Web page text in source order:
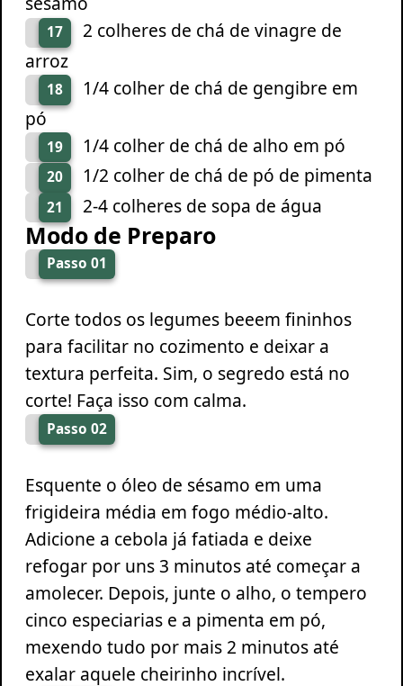
17
2 colheres de chá de vinagre de
arroz
18
1/4 colher de chá de gengibre em
pó
19 1/4 colher de chá de alho em pó
20 1/2 colher de chá de pó de pimenta
21 2-4 colheres de sopa de água
Modo de Preparo
Passo 01
Corte todos os legumes beeem fininhos
para facilitar no cozimento e deixar a
textura perfeita. Sim, o segredo está no
corte! Faça isso com calma.
Passo 02
Esquente o óleo de sésamo em uma
frigideira média em fogo médio-alto.
Adicione a cebola já fatiada e deixe
refogar por uns 3 minutos até começar a
amolecer. Depois, junte o alho, o tempero
cinco especiarias e a pimenta em pó,
mexendo tudo por mais 2 minutos até
exalar aquele cheirinho incrível.